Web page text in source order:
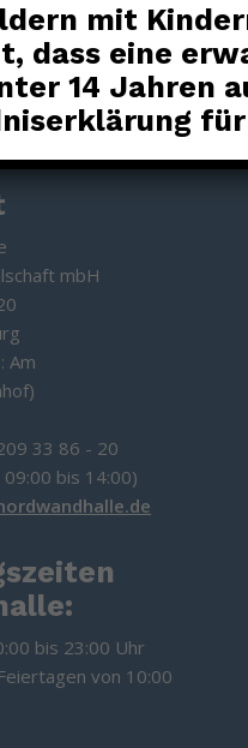
mbH
Am
33 86 - 20
09:00 bis 14:00)
bis 23:00 Uhr
von 10:00
mit
dass eine
14 Jahren